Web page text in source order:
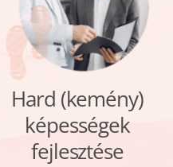
Hard (kemény)
képességek
fejlesztése